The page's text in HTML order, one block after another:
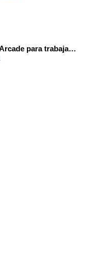
Instala MakeCode Arcade para trabajar offline en tu tablet, ordenador, Chromebook